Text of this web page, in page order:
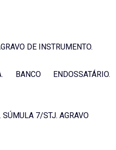
DE INSTRUMENTO.
BANCO ENDOSSATÁRIO.
SÚMULA 7/STJ. AGRAVO